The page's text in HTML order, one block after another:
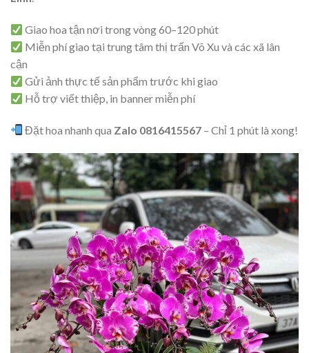
Giao hoa tận nơi trong vòng 60–120 phút
Miễn phí giao tại trung tâm thị trấn Võ Xu và các xã lân
cận
Gửi ảnh thực tế sản phẩm trước khi giao
Hỗ trợ viết thiệp, in banner miễn phí
Đặt hoa nhanh qua Zalo 0816415567 – Chỉ 1 phút là xong!